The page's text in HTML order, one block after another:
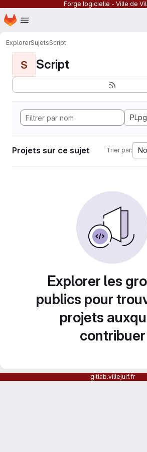
Forge logicielle - Ville de
Passer au contenu principal
Page d'accueil
ExplorerSujetsScript
S Script
Projets sur ce sujet Trier par:
Explorer les
publics pour
projets
contribuer
gitlab.villejuif.fr